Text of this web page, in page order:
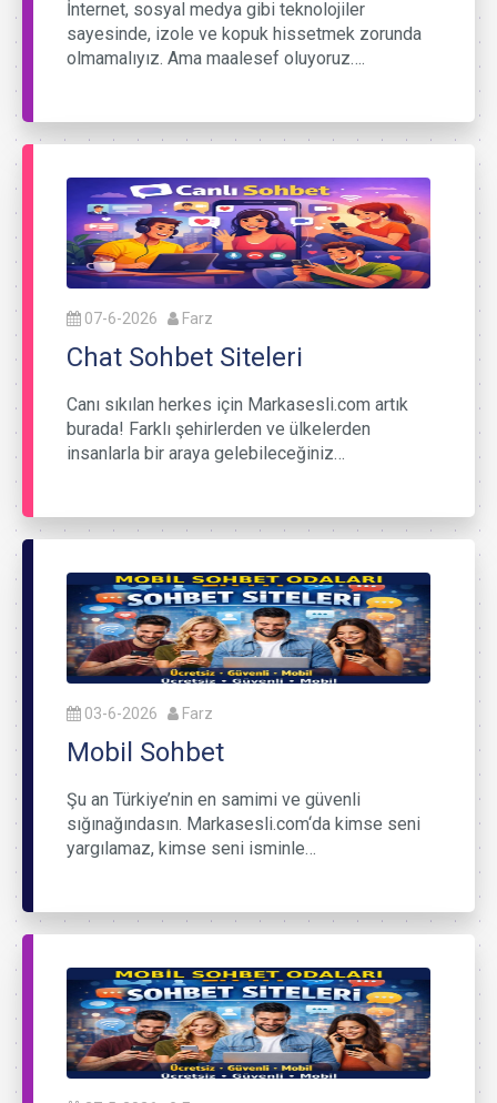
İnternet, sosyal medya gibi teknolojiler
sayesinde, izole ve kopuk hissetmek zorunda
olmamalıyız. Ama maalesef oluyoruz….
07-6-2026 Farz
Chat Sohbet Siteleri
Canı sıkılan herkes için Markasesli.com artık
burada! Farklı şehirlerden ve ülkelerden
insanlarla bir araya gelebileceğiniz…
03-6-2026 Farz
Mobil Sohbet
Şu an Türkiye’nin en samimi ve güvenli
sığınağındasın. Markasesli.com‘da kimse seni
yargılamaz, kimse seni isminle…